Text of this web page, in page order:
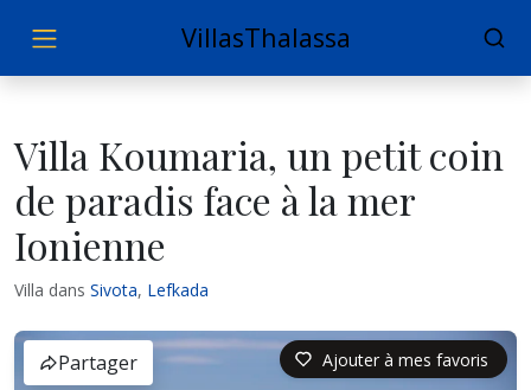
VillasThalassa
Villa Koumaria, un petit coin
de paradis face à la mer
Ionienne
Villa dans Sivota, Lefkada
Ajouter à mes favoris
Partager